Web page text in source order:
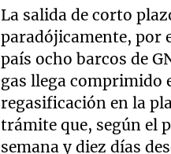
La salida de corto
paradójicamente, por
país ocho barcos de
gas llega comprimido
regasificación en la
trámite que, según el
semana y diez días